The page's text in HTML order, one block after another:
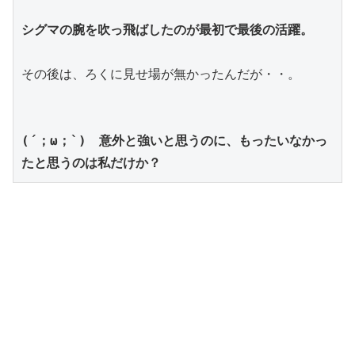
シグマの腕を吹っ飛ばしたのが最初で最後の活躍。
その後は、ろくに見せ場が無かったんだが・・。
(´；ω；`)　意外と強いと思うのに、もったいなかっ
たと思うのは私だけか？